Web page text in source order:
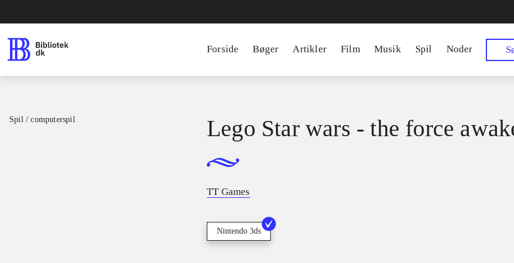
Forside Bøger Artikler Film Musik Spil Noder
Spil / computerspil Lego Star wars - the force
TT Games
Nintendo 3ds